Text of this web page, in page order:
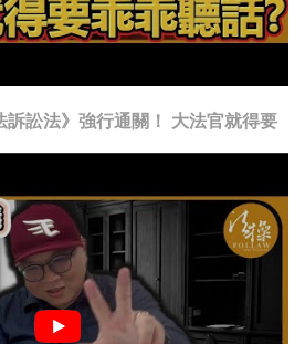
訴訟法》強行通關！ 大法官就得要